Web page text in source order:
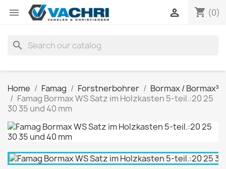
 shopping_cart (0)

search
Home Famag Forstnerbohrer
Bormax / Bormax³
Famag Bormax WS Satz im Holzkasten 5-teil.:20 25
30 35 und 40 mm